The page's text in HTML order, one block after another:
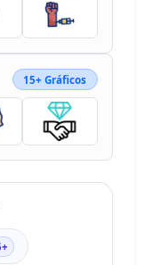
15+ Gráficos